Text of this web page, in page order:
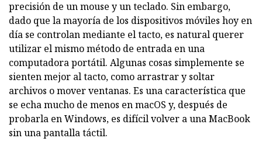
precisión de un mouse y un teclado. Sin embargo,
dado que la mayoría de los dispositivos móviles hoy en
día se controlan mediante el tacto, es natural querer
utilizar el mismo método de entrada en una
computadora portátil. Algunas cosas simplemente se
sienten mejor al tacto, como arrastrar y soltar
archivos o mover ventanas. Es una característica que
se echa mucho de menos en macOS y, después de
probarla en Windows, es difícil volver a una MacBook
sin una pantalla táctil.